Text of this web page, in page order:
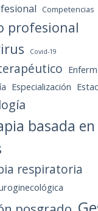
Competencias
profesional
Covid-19
Especialización
basada en
respiratoria